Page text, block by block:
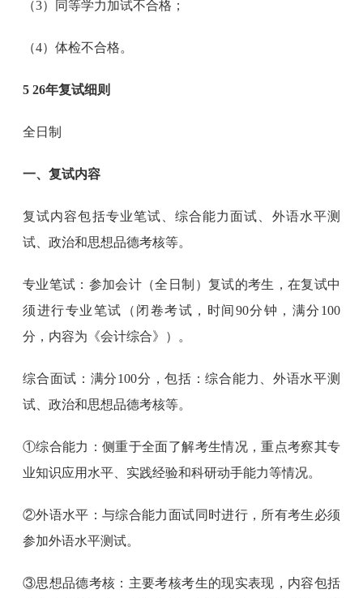
（3）同等学力加试不合格；
（4）体检不合格。
5 26年复试细则
全日制
一、复试内容
复试内容包括专业笔试、综合能力面试、外语水平测
试、政治和思想品德考核等。
专业笔试：参加会计（全日制）复试的考生，在复试中
须进行专业笔试（闭卷考试，时间90分钟，满分100
分，内容为《会计综合》）。
综合面试：满分100分，包括：综合能力、外语水平测
试、政治和思想品德考核等。
①综合能力：侧重于全面了解考生情况，重点考察其专
业知识应用水平、实践经验和科研动手能力等情况。
②外语水平：与综合能力面试同时进行，所有考生必须
参加外语水平测试。
③思想品德考核：主要考核考生的现实表现，内容包括